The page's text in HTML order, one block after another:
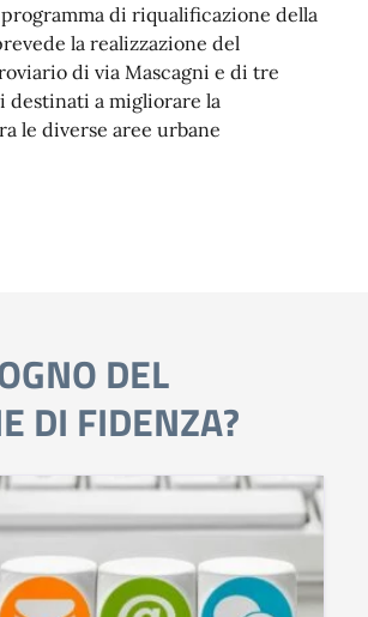
di riqualificazione della
la realizzazione del
di via Mascagni e di tre
destinati a migliorare la
le diverse aree urbane
DEL
DI FIDENZA?